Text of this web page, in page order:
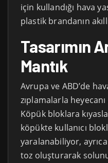
için kullandığı hava
plastik brandanın
Tasarımın
Mantık
Avrupa ve ABD’de
zıplamalarla
Köpük bloklara
köpükte kullanıcı
yaralanabiliyor,
toz oluşturarak